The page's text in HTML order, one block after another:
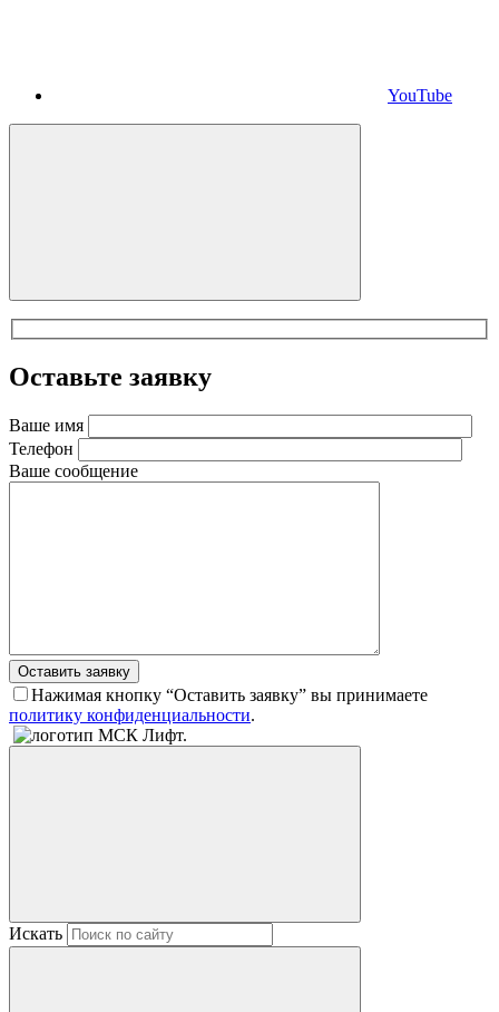
YouTube
Оставьте заявку
Ваше имя
Телефон
Ваше сообщение
Оставить заявку
Нажимая кнопку “Оставить заявку” вы принимаете
политику конфиденциальности.
Искать